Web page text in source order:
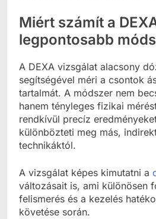
Miért számít a
legpontosabb
A DEXA vizsgálat alacsony
segítségével méri a csontok
tartalmát. A módszer nem
hanem tényleges fizikai
rendkívül precíz
különbözteti meg más,
technikáktól.
A vizsgálat képes kimutatni a
változásait is, ami különösen
felismerés és a kezelés
követése során.